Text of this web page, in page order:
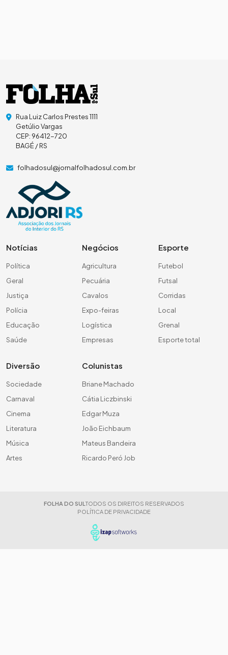
Rua Luiz Carlos Prestes 1111
Getúlio Vargas
CEP: 96412-720
BAGÉ / RS
folhadosul@jornalfolhadosul.com.br
Notícias
Política
Geral
Justiça
Polícia
Educação
Saúde
Negócios
Agricultura
Pecuária
Cavalos
Expo-feiras
Logística
Empresas
Esporte
Futebol
Futsal
Corridas
Local
Grenal
Esporte total
Diversão
Sociedade
Carnaval
Cinema
Literatura
Música
Artes
Colunistas
Briane Machado
Cátia Liczbinski
Edgar Muza
João Eichbaum
Mateus Bandeira
Ricardo Peró Job
FOLHA DO SUL TODOS OS DIREITOS RESERVADOS
POLÍTICA DE PRIVACIDADE